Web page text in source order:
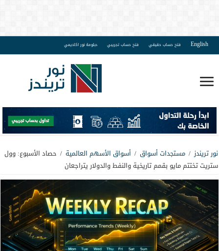
English فتح حساب حقيقي فتح حساب تجريبي دبلومة نور اكاديمي
نور تريندز / مستجدات أسواق / أسواق الأسهم العالمية / حصاد الأسبوع: وول
ستريت تختتم مايو بقمم تاريخية والنفط والدولار يتراجعان